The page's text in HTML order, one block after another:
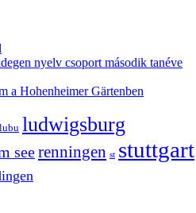
nyelv csoport második tanéve
a Hohenheimer Gärtenben
lubu ludwigsburg
seerenningen st stuttgart